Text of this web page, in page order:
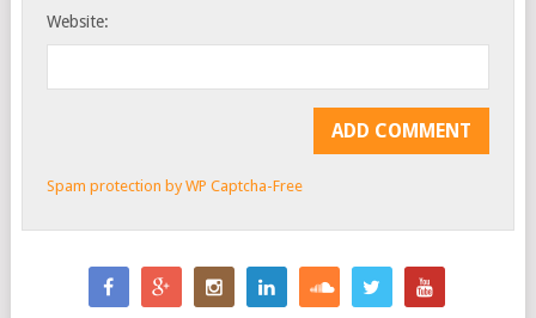
Website:
Spam protection by WP Captcha-Free